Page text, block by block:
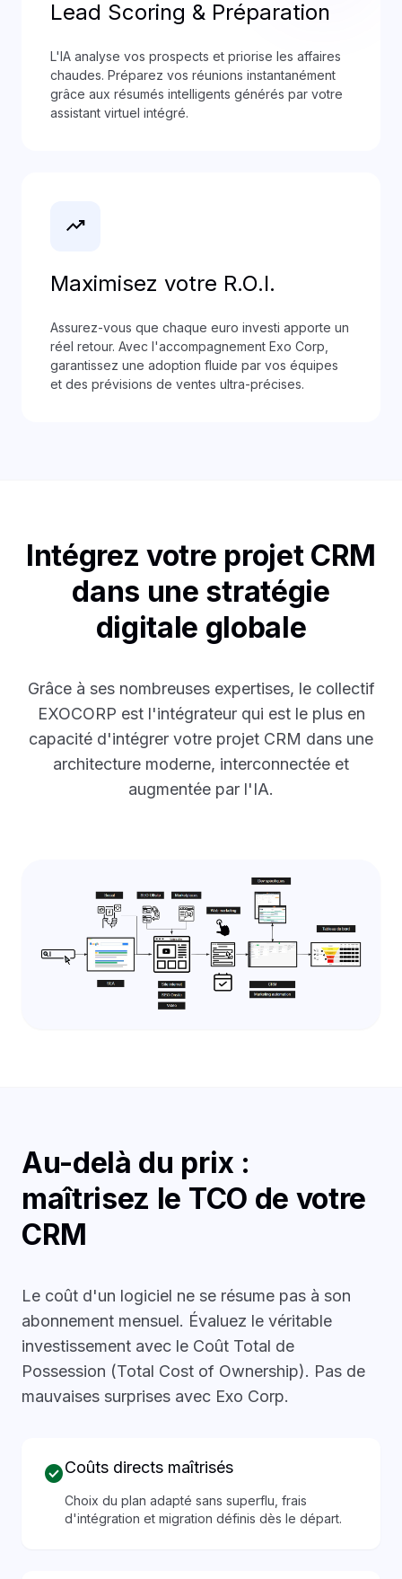
Lead Scoring & Préparation
L'IA analyse vos prospects et priorise les affaires
chaudes. Préparez vos réunions instantanément
grâce aux résumés intelligents générés par votre
assistant virtuel intégré.
trending_up
Maximisez votre R.O.I.
Assurez-vous que chaque euro investi apporte un
réel retour. Avec l'accompagnement Exo Corp,
garantissez une adoption fluide par vos équipes
et des prévisions de ventes ultra-précises.
Intégrez votre projet CRM
dans une stratégie
digitale globale
Grâce à ses nombreuses expertises, le collectif
EXOCORP est l'intégrateur qui est le plus en
capacité d'intégrer votre projet CRM dans une
architecture moderne, interconnectée et
augmentée par l'IA.
Au-delà du prix :
maîtrisez le TCO de votre
CRM
Le coût d'un logiciel ne se résume pas à son
abonnement mensuel. Évaluez le véritable
investissement avec le Coût Total de
Possession (Total Cost of Ownership). Pas de
mauvaises surprises avec Exo Corp.
check_circleCoûts directs maîtrisés
Choix du plan adapté sans superflu, frais
d'intégration et migration définis dès le départ.